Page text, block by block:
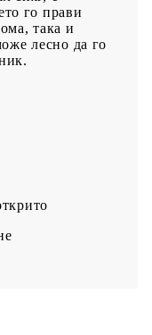
го прави
така и
лесно да го